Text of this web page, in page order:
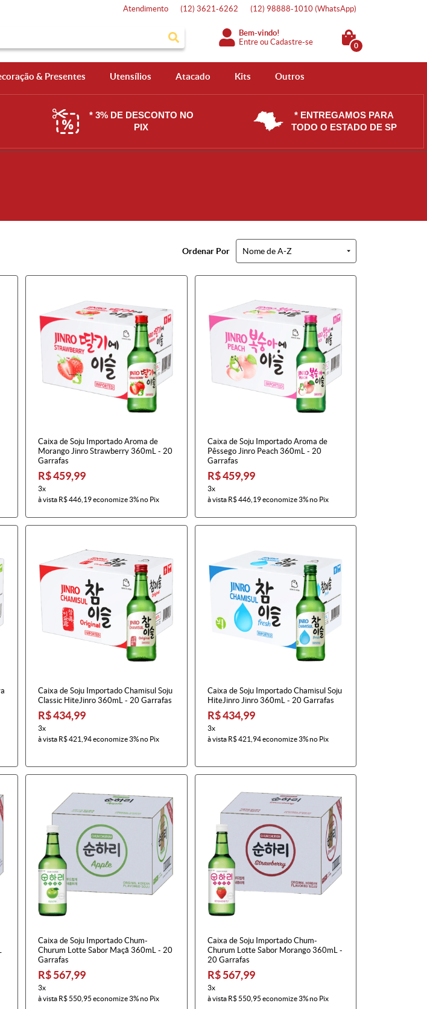
Atendimento (12) 3621-6262 (12) 98888-1010 (WhatsApp)
Bem-vindo!
Entre ouCadastre-se 0
& Presentes Utensílios Atacado Kits Outros
* 3% DE DESCONTO NO
PIX
* ENTREGAMOS PARA
TODO O ESTADO DE SP
Ordenar Por Nome de A-Z
Caixa de Soju Importado Aroma de
Morango Jinro Strawberry 360mL - 20
Garrafas
R$ 459,99
3x
à vista R$ 446,19economize3%no Pix
Caixa de Soju Importado Aroma de
Pêssego Jinro Peach 360mL - 20
Garrafas
R$ 459,99
3x
à vista R$ 446,19economize3%no Pix
Caixa de Soju Importado Chamisul Soju
Classic HiteJinro 360mL - 20 Garrafas
R$ 434,99
3x
à vista R$ 421,94economize3%no Pix
Caixa de Soju Importado Chamisul Soju
HiteJinro Jinro 360mL - 20 Garrafas
R$ 434,99
3x
à vista R$ 421,94economize3%no Pix
Caixa de Soju Importado Chum-
Churum Lotte Sabor Maçã 360mL - 20
Garrafas
R$ 567,99
3x
à vista R$ 550,95 economize3%no Pix
Caixa de Soju Importado Chum-
Churum Lotte Sabor Morango 360mL -
20 Garrafas
R$ 567,99
3x
à vista R$ 550,95 economize3%no Pix